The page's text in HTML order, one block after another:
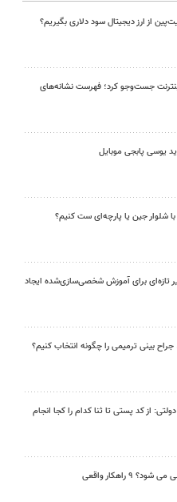
از ارز دیجیتال سود دلاری بگیریم؟
اینترنت جست‌وجو کرد؛ فهرست نشانه‌های
یوسی پابجی موبایل
با شلوار جین یا پارچه‌ای ست کنیم؟
تازه‌ای برای آموزش شخصی‌سازی‌شده ایجاد
بینی ترمیمی را چگونه انتخاب کنیم؟
از کد پستی تا ثنا کدام را کجا انجام
۹ راهکار واقعی